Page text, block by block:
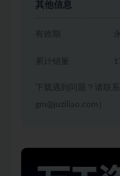
其他信息
有效期
累计销量
下载遇到问题？请联
gm@juziliao.com）